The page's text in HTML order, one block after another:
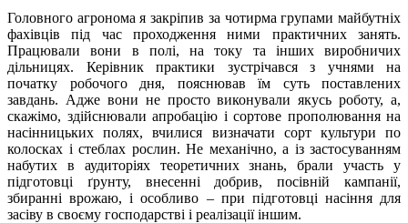
Головного агронома я закріпив за чотирма групами майбутніх
фахівців під час проходження ними практичних занять.
Працювали вони в полі, на току та інших виробничих
дільницях. Керівник практики зустрічався з учнями на
початку робочого дня, пояснював їм суть поставлених
завдань. Адже вони не просто виконували якусь роботу, а,
скажімо, здійснювали апробацію і сортове прополювання на
насінницьких полях, вчилися визначати сорт культури по
колосках і стеблах рослин. Не механічно, а із застосуванням
набутих в аудиторіях теоретичних знань, брали участь у
підготовці ґрунту, внесенні добрив, посівній кампанії,
збиранні врожаю, і особливо – при підготовці насіння для
засіву в своєму господарстві і реалізації іншим.